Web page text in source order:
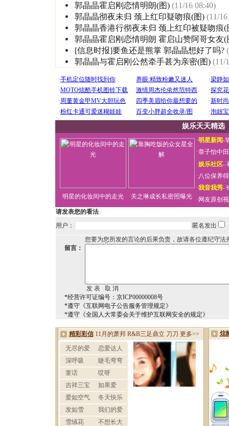
郭晶晶霍启刚恋情明朗(图) (11/16 08:40)
郭晶晶彻夜未归 颈上红印疑吻痕(图) (11/
郭晶晶香港行彻夜未归 颈上红印被疑吻痕(
郭晶晶霍启刚恋情明朗 霍启山赞阿哥女友(
[信息时报]要鱼还是熊掌 郭晶晶想好了吗?
郭晶晶与霍启刚公然牵手甚为亲密(图) (11/
娱乐天天精选
明星的化妆间中的走光 关之琳成长私密照曝光
·明星新闻-
·章子怡中
·娱乐社区-
·八位保养
·我音我秀-
· 网友原创
请发表您的看法
用户：
匿名发出
您要为您所发的言论的后果负责，故请各位遵纪守法
留言：
*经营许可证编号：京ICP00000008号
*遵守《互联网电子公告服务管理规定》
*遵守《全国人大常委会关于维护互联网安全的规定》